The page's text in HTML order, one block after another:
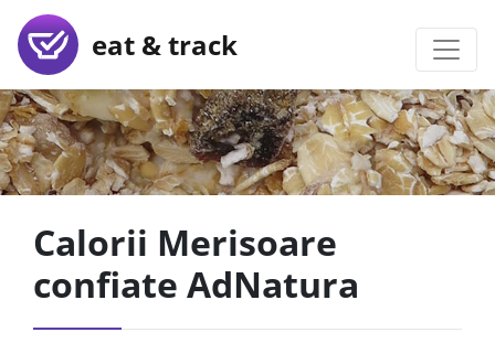
eat & track
Calorii Merisoare
confiate AdNatura